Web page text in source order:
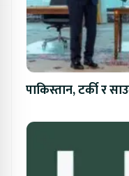
पाकिस्तान, टर्की र